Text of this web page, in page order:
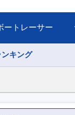
ートレーサー
キング